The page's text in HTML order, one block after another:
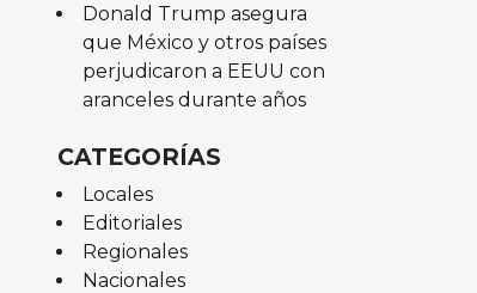
Donald Trump asegura
que México y otros países
perjudicaron a EEUU con
aranceles durante años
CATEGORÍAS
Locales
Editoriales
Regionales
Nacionales